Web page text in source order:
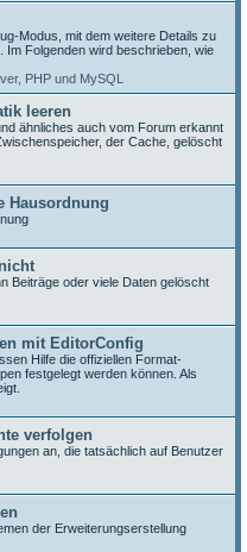
Modus, mit dem weitere Details zu
Im Folgenden wird beschrieben, wie
PHP und MySQL
leeren
ähnliches auch vom Forum erkannt
der Cache, gelöscht
Hausordnung
Beiträge oder viele Daten gelöscht
mit EditorConfig
Hilfe die offiziellen Format-
festgelegt werden können. Als
verfolgen
an, die tatsächlich auf Benutzer
der Erweiterungserstellung